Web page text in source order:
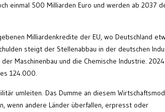
einmal 500 Milliarden Euro und werden ab 2037
Milliardenkredite der EU, wo Deutschland
steigt der Stellenabbau in der deutschen
Maschinenbau und die Chemische Industrie. 2024
124.000.
umleiten. Das Dumme an diesem
wenn andere Länder überfallen, erpresst oder